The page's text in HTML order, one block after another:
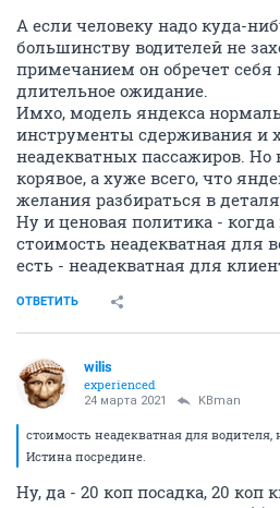
А если человеку надо куда-
большинству водителей не
примечанием он обречет себя
длительное ожидание.
Имхо, модель яндекса
инструменты сдерживания и
неадекватных пассажиров. Но
корявое, а хуже всего, что
желания разбираться в
Ну и ценовая политика - когда
стоимость неадекватная для
есть - неадекватная для
ОТВЕТИТЬ
wilis
experienced
24 марта 2021 KBman
стоимость неадекватная для водителя,
Истина посредине.
Ну, да - 20 коп посадка, 20 коп